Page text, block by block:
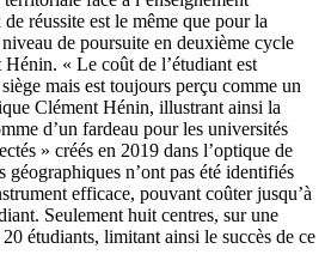
réussite est le même que pour la
de poursuite en deuxième cycle
« Le coût de l’étudiant est
mais est toujours perçu comme un
Clément Hénin, illustrant ainsi la
d’un fardeau pour les universités
» créés en 2019 dans l’optique de
géographiques n’ont pas été identifiés
efficace, pouvant coûter jusqu’à
Seulement huit centres, sur une
étudiants, limitant ainsi le succès de ce